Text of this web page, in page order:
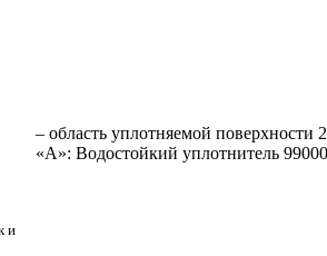
и
– область уплотняемой
«A»: Водостойкий уплотнитель